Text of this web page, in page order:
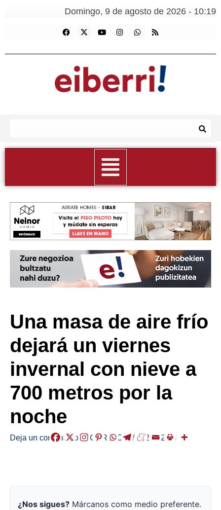
Domingo, 9 de agosto de 2026 - 10:19
Una masa de aire frío
dejará un viernes
invernal con nieve a
700 metros por la
noche
Deja un comentario /EGURALDIA/ 2025-02-06
¿Nos sigues? Márcanos como medio preferente.